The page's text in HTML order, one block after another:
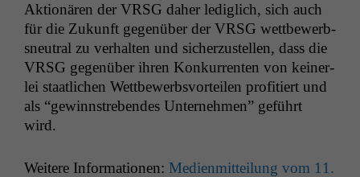
Aktionären der VRSG daher lediglich, sich auch
für die Zukun­ft gegenüber der VRSG wet­tbe­werb­
sneu­tral zu ver­hal­ten und sicherzustellen, dass die
VRSG gegenüber ihren Konkur­renten von kein­er­
lei staatlichen Wet­tbe­werb­svorteilen prof­i­tiert und
als “gewinnstreben­des Unternehmen” geführt
wird.
Weit­ere Infor­ma­tio­nen: Medi­en­mit­teilung vom 11.